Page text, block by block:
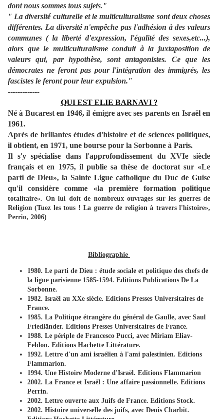
dont nous sommes tous sujets."
" La diversité culturelle et le multiculturalisme sont deux choses
différentes. La diversité n'empêche pas l'adhésion à des valeurs
communes ( la liberté d'expression, l'égalité des sexes,etc...),
alors que le multiculturalisme conduit à la juxtaposition de
valeurs qui, par hypothèse, sont antagonistes. Ce que les
démocrates ne feront pas pour l'intégration des immigrés, les
fascistes le feront pour leur expulsion."
-------------
QUI EST ELIE BARNAVI ?
Né à Bucarest en 1946, il émigre avec ses parents en Israël en
1961.
Après de brillantes études d'histoire et de sciences politiques,
il obtient, en 1971, une bourse pour la Sorbonne à Paris.
Il s'y spécialise dans l'approfondissement du XVIe siècle
français et en 1975, il publie sa thèse de doctorat sur «Le
parti de Dieu», la Sainte Ligue catholique du Duc de Guise
qu'il considère comme «la première formation politique
totalitaire». On lui doit de nombreux ouvrages sur les guerres de
Religion (Tuez les tous ! La guerre de religion à travers l'histoire»,
Perrin, 2006)
Bibliographie
1980. Le parti de Dieu : étude sociale et politique des chefs de
la ligue parisienne 1585-1594. Editions Publications De La
Sorbonne.
1982. Israël au XXe siècle. Editions Presses Universitaires de
France.
1985. La Politique étrangère du général de Gaulle, avec Saul
Friedländer. Editions Presses Universitaires de France.
1988. Le périple de Francesco Pucci, avec Miriam Eliav-
Feldon. Editions Hachette Littérature.
1992. Lettre d'un ami israélien à l'ami palestinien. Editions
Flammarion.
1994. Une Histoire Moderne d'Israël. Editions Flammarion
2002. La France et Israël : Une affaire passionnelle. Editions
Perrin.
2002. Lettre ouverte aux Juifs de France. Editions Stock.
2002. Histoire universelle des juifs, avec Denis Charbit.